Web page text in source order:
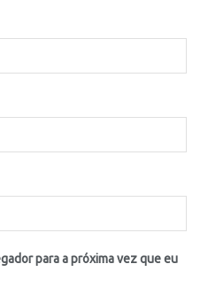
para a próxima vez que eu